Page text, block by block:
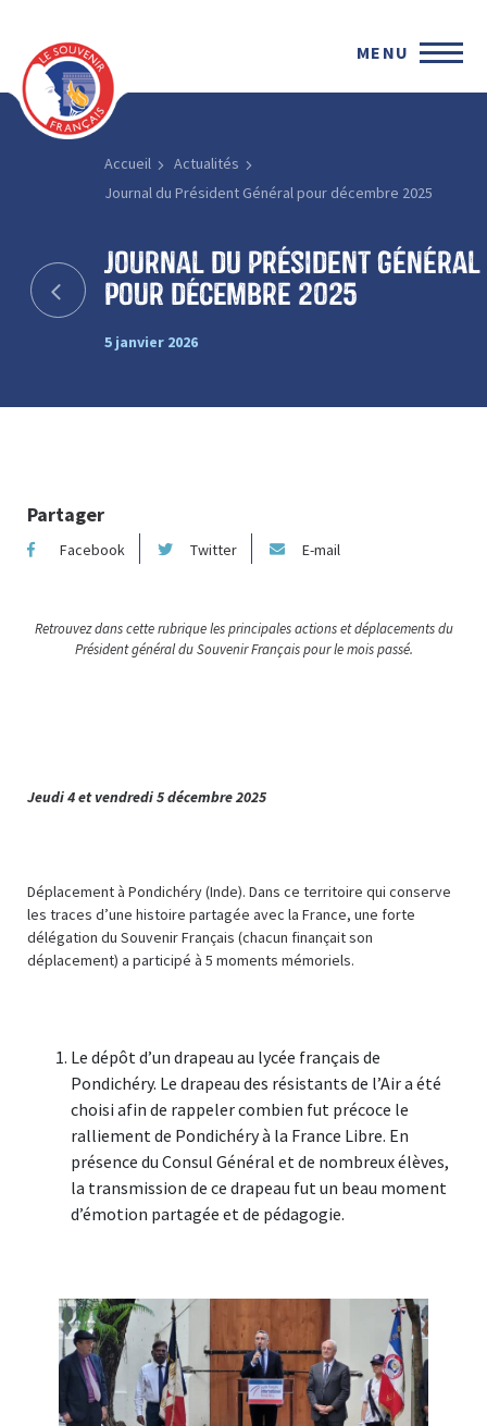
MENU
Accueil
Actualités
Journal du Président Général pour décembre 2025
Journal du Président Général
pour décembre 2025
5 janvier 2026
Partager
Facebook Twitter E-mail
Retrouvez dans cette rubrique les principales actions et déplacements du
Président général du Souvenir Français pour le mois passé.
Jeudi 4 et vendredi 5 décembre 2025
Déplacement à Pondichéry (Inde). Dans ce territoire qui conserve
les traces d’une histoire partagée avec la France, une forte
délégation du Souvenir Français (chacun finançait son
déplacement) a participé à 5 moments mémoriels.
Le dépôt d’un drapeau au lycée français de
Pondichéry. Le drapeau des résistants de l’Air a été
choisi afin de rappeler combien fut précoce le
ralliement de Pondichéry à la France Libre. En
présence du Consul Général et de nombreux élèves,
la transmission de ce drapeau fut un beau moment
d’émotion partagée et de pédagogie.